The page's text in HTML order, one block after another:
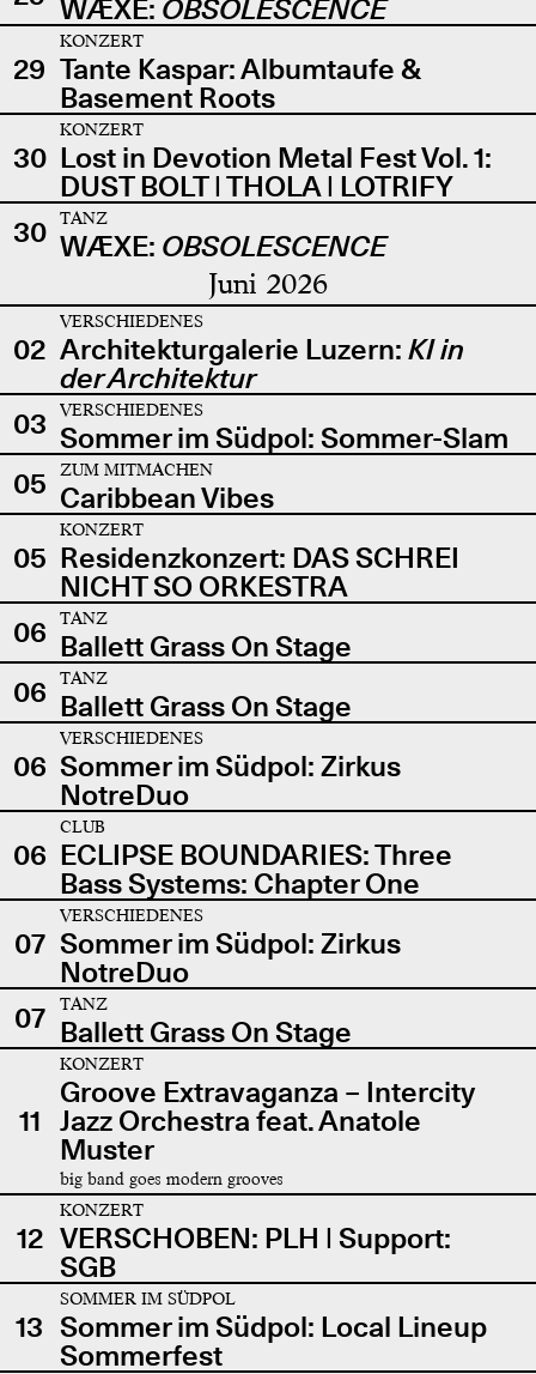
WÆXE: OBSOLESCENCE
29
KONZERT
Tante Kaspar: Albumtaufe &
Basement Roots
30
KONZERT
Lost in Devotion Metal Fest Vol. 1:
DUST BOLT | THOLA | LOTRIFY
30
TANZ
WÆXE: OBSOLESCENCE
Juni 2026
02
VERSCHIEDENES
Architekturgalerie Luzern: KI in
der Architektur
03
VERSCHIEDENES
Sommer im Südpol: Sommer-Slam
05
ZUM MITMACHEN
Caribbean Vibes
05
KONZERT
Residenzkonzert: DAS SCHREI
NICHT SO ORKESTRA
06
TANZ
Ballett Grass On Stage
06
TANZ
Ballett Grass On Stage
06
VERSCHIEDENES
Sommer im Südpol: Zirkus
NotreDuo
06
CLUB
ECLIPSE BOUNDARIES: Three
Bass Systems: Chapter One
07
VERSCHIEDENES
Sommer im Südpol: Zirkus
NotreDuo
07
TANZ
Ballett Grass On Stage
11
KONZERT
Groove Extravaganza – Intercity
Jazz Orchestra feat. Anatole
Muster
big band goes modern grooves
12
KONZERT
VERSCHOBEN: PLH | Support:
SGB
13
SOMMER IM SÜDPOL
Sommer im Südpol: Local Lineup
Sommerfest